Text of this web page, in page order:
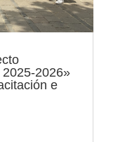
2026»
e